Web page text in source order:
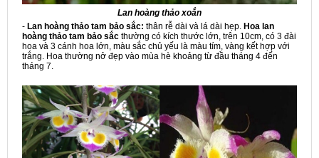
Lan hoàng thảo xoắn
- Lan hoàng thảo tam bảo sắc: thân rễ dài và lá dài hẹp. Hoa lan
hoàng thảo tam bảo sắc thường có kích thước lớn, trên 10cm, có 3 đài
hoa và 3 cánh hoa lớn, màu sắc chủ yếu là màu tím, vàng kết hợp với
trắng. Hoa thường nở đẹp vào mùa hè khoảng từ đầu tháng 4 đến
tháng 7.